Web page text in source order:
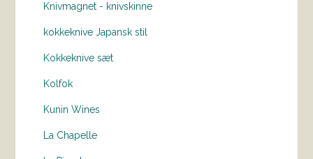
Knivmagnet - knivskinne
kokkeknive Japansk stil
Kokkeknive sæt
Kolfok
Kunin Wines
La Chapelle